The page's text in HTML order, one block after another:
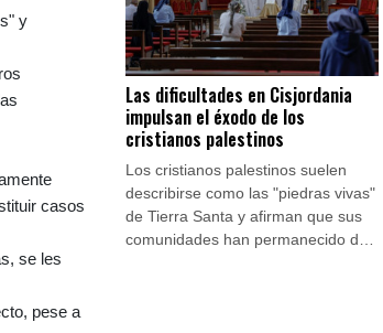
y
casos
se les
pese a
posible politización del
Departamento de Justicia.
Las dificultades en Cisjordania
impulsan el éxodo de los
cristianos palestinos
Los cristianos palestinos suelen
describirse como las "piedras vivas"
de Tierra Santa y afirman que sus
comunidades han permanecido de